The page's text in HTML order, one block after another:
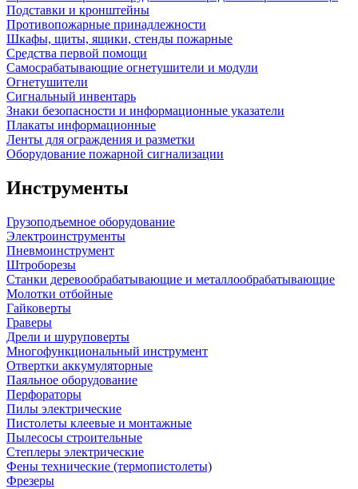
Подставки и кронштейны
Противопожарные принадлежности
Шкафы, щиты, ящики, стенды пожарные
Средства первой помощи
Самосрабатывающие огнетушители и модули
Огнетушители
Сигнальный инвентарь
Знаки безопасности и информационные указатели
Плакаты информационные
Ленты для ограждения и разметки
Оборудование пожарной сигнализации
Инструменты
Грузоподъемное оборудование
Электроинструменты
Пневмоинструмент
Штроборезы
Станки деревообрабатывающие и металлообрабатывающие
Молотки отбойные
Гайковерты
Граверы
Дрели и шуруповерты
Многофункциональный инструмент
Отвертки аккумуляторные
Паяльное оборудование
Перфораторы
Пилы электрические
Пистолеты клеевые и монтажные
Пылесосы строительные
Степлеры электрические
Фены технические (термопистолеты)
Фрезеры